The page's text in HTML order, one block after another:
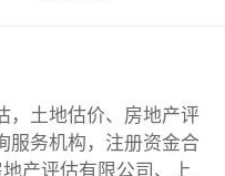
，土地估价、房地产评
服务机构，注册资金合
产评估有限公司、上